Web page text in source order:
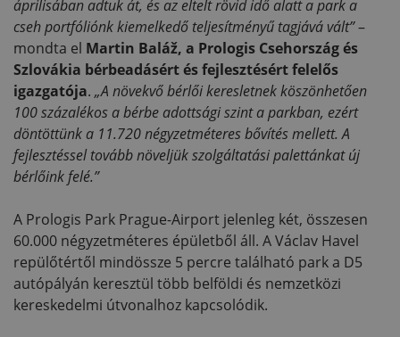
áprilisában adtuk át, és az eltelt rövid idő alatt a park a
cseh portfóliónk kiemelkedő teljesítményű tagjává vált”–
mondta el Martin Baláž, a Prologis Csehország és
Szlovákia bérbeadásért és fejlesztésért felelős
igazgatója. „A növekvő bérlői keresletnek köszönhetően
100 százalékos a bérbe adottsági szint a parkban, ezért
döntöttünk a 11.720 négyzetméteres bővítés mellett. A
fejlesztéssel tovább növeljük szolgáltatási palettánkat új
bérlőink felé.”
A Prologis Park Prague-Airport jelenleg két, összesen
60.000 négyzetméteres épületből áll. A Václav Havel
repülőtértől mindössze 5 percre található park a D5
autópályán keresztül több belföldi és nemzetközi
kereskedelmi útvonalhoz kapcsolódik.